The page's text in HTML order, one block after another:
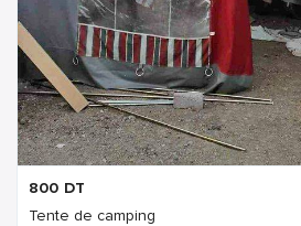
800 DT
Tente de camping